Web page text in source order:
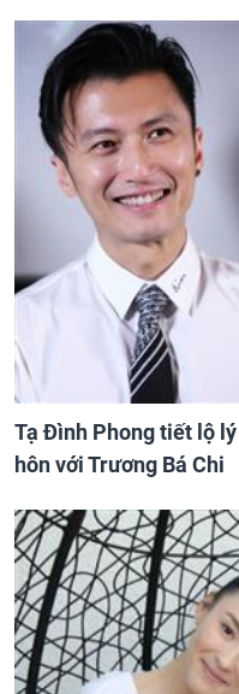
Tạ Đình Phong tiết lộ
hôn với Trương Bá Chi